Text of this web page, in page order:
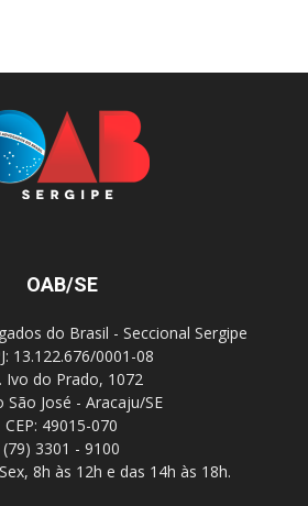
OAB/SE
do Brasil - Seccional Sergipe
13.122.676/0001-08
Ivo do Prado, 1072
São José - Aracaju/SE
CEP: 49015-070
(79) 3301 - 9100
8h às 12h e das 14h às 18h.